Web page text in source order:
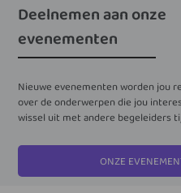
Deelnemen aan onze
evenementen
Nieuwe evenementen worden jou
over de onderwerpen die jou
wissel uit met andere begeleiders
ONZE